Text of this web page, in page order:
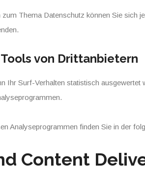
Thema Datenschutz können Sie sich
von Drittanbietern
Ihr Surf-Verhalten statistisch ausgewertet
Analyseprogrammen finden Sie in der
Content